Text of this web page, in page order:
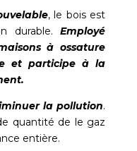
, le bois est
durable.Employé
à ossature
et participe à la
la pollution.
quantité de le gaz
entière.